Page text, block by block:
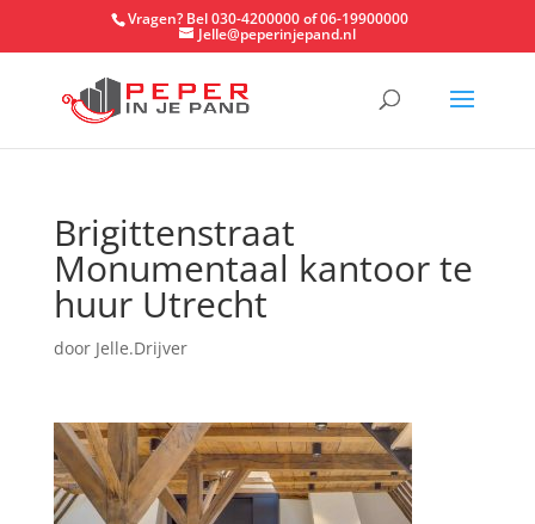
Vragen? Bel 030-4200000 of 06-19900000
Jelle@peperinjepand.nl
Brigittenstraat
Monumentaal kantoor te
huur Utrecht
door Jelle.Drijver